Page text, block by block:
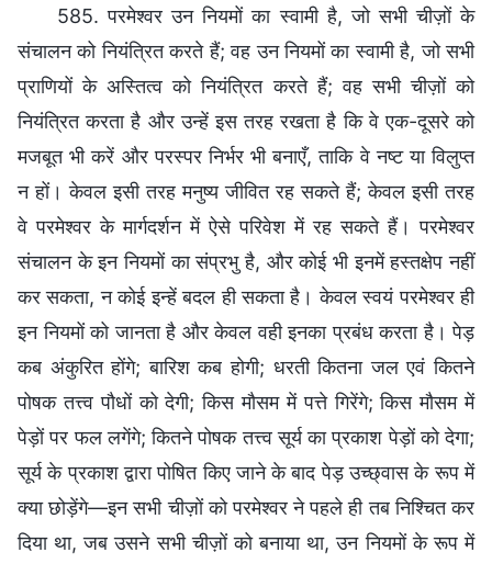
585. परमेश्वर उन नियमों का स्वामी है, जो सभी चीज़ों के
संचालन को नियंत्रित करते हैं; वह उन नियमों का स्वामी है, जो सभी
प्राणियों के अस्तित्व को नियंत्रित करते हैं; वह सभी चीज़ों को
नियंत्रित करता है और उन्हें इस तरह रखता है कि वे एक-दूसरे को
मजबूत भी करें और परस्पर निर्भर भी बनाएँ, ताकि वे नष्ट या विलुप्त
न हों। केवल इसी तरह मनुष्य जीवित रह सकते हैं; केवल इसी तरह
वे परमेश्वर के मार्गदर्शन में ऐसे परिवेश में रह सकते हैं। परमेश्वर
संचालन के इन नियमों का संप्रभु है, और कोई भी इनमें हस्तक्षेप नहीं
कर सकता, न कोई इन्हें बदल ही सकता है। केवल स्वयं परमेश्वर ही
इन नियमों को जानता है और केवल वही इनका प्रबंध करता है। पेड़
कब अंकुरित होंगे; बारिश कब होगी; धरती कितना जल एवं कितने
पोषक तत्त्व पौधों को देगी; किस मौसम में पत्ते गिरेंगे; किस मौसम में
पेड़ों पर फल लगेंगे; कितने पोषक तत्त्व सूर्य का प्रकाश पेड़ों को देगा;
सूर्य के प्रकाश द्वारा पोषित किए जाने के बाद पेड़ उच्छ्वास के रूप में
क्या छोड़ेंगे—इन सभी चीज़ों को परमेश्वर ने पहले ही तब निश्चित कर
दिया था, जब उसने सभी चीज़ों को बनाया था, उन नियमों के रूप में